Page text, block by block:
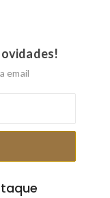
email